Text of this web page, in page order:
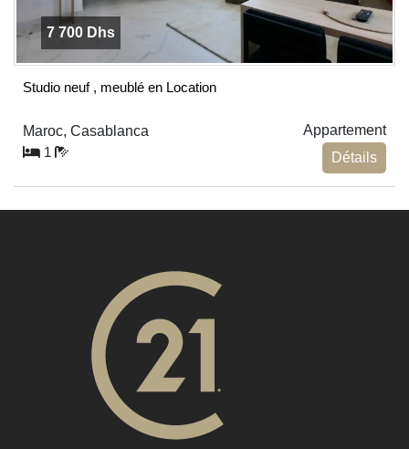
7 700 Dhs
Studio neuf , meublé en Location
Maroc, Casablanca
Appartement
1
Détails